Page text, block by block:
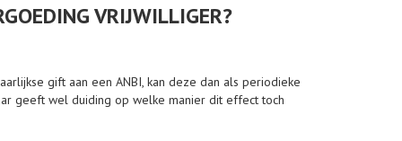
VRIJWILLIGER?
gift aan een ANBI, kan deze dan als periodieke
geeft wel duiding op welke manier dit effect toch